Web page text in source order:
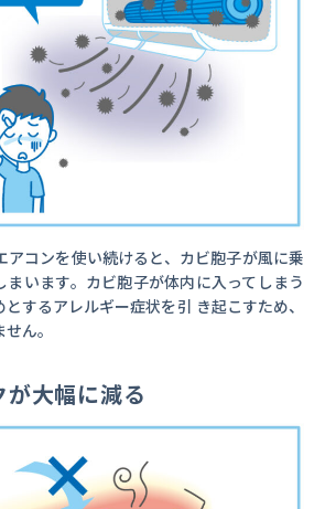
アコンを使い続けると、カビ胞子が風に乗
まいます。カビ胞子が体内に入ってしまう
するアレルギー症状を引 き起こすため、
ん。
大幅に減る